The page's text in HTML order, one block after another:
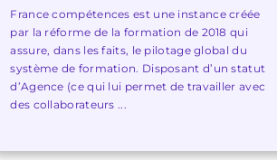
France compétences est une instance créée
par la réforme de la formation de 2018 qui
assure, dans les faits, le pilotage global du
système de formation. Disposant d’un statut
d’Agence (ce qui lui permet de travailler avec
des collaborateurs ...